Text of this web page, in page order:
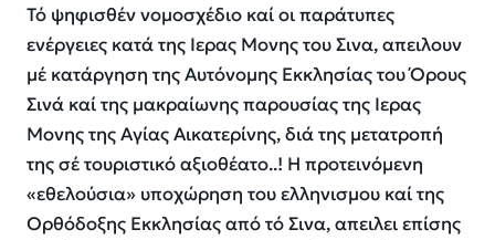
Τό ψηφισθέν νομοσχέδιο καί οι παράτυπες
ενέργειες κατά της Ιερας Μονης του Σινα, απειλουν
μέ κατάργηση της Αυτόνομης Εκκλησίας του Όρους
Σινά καί της μακραίωνης παρουσίας της Ιερας
Μονης της Αγίας Αικατερίνης, διά της μετατροπή
της σέ τουριστικό αξιοθέατο..! Η προτεινόμενη
«εθελούσια» υποχώρηση του ελληνισμου καί της
Ορθόδοξης Εκκλησίας από τό Σινα, απειλει επίσης